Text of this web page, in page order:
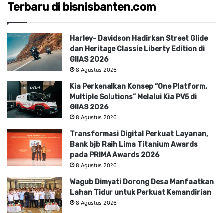
Terbaru di bisnisbanten.com
Harley- Davidson Hadirkan Street Glide
dan Heritage Classie Liberty Edition di
GIIAS 2026
8 Agustus 2026
Kia Perkenalkan Konsep “One Platform,
Multiple Solutions” Melalui Kia PV5 di
GIIAS 2026
8 Agustus 2026
Transformasi Digital Perkuat Layanan,
Bank bjb Raih Lima Titanium Awards
pada PRIMA Awards 2026
8 Agustus 2026
Wagub Dimyati Dorong Desa Manfaatkan
Lahan Tidur untuk Perkuat Kemandirian
8 Agustus 2026